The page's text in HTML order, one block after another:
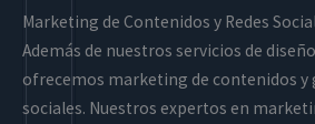
Marketing de Contenidos y Redes
Además de nuestros servicios de
ofrecemos marketing de contenidos y
sociales. Nuestros expertos en